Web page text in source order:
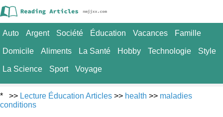
Auto Argent Société Éducation Vacances Famille
Domicile Aliments La Santé Hobby Technologie Style
La Science Sport Voyage
* >> Lecture Éducation Articles >> health >> maladies
conditions